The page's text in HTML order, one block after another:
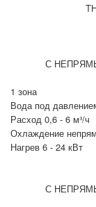
С
1 зона
Вода под
Расход 0,6 - 6 м³/ч
Охлаждение
Нагрев 6 - 24 кВт
С